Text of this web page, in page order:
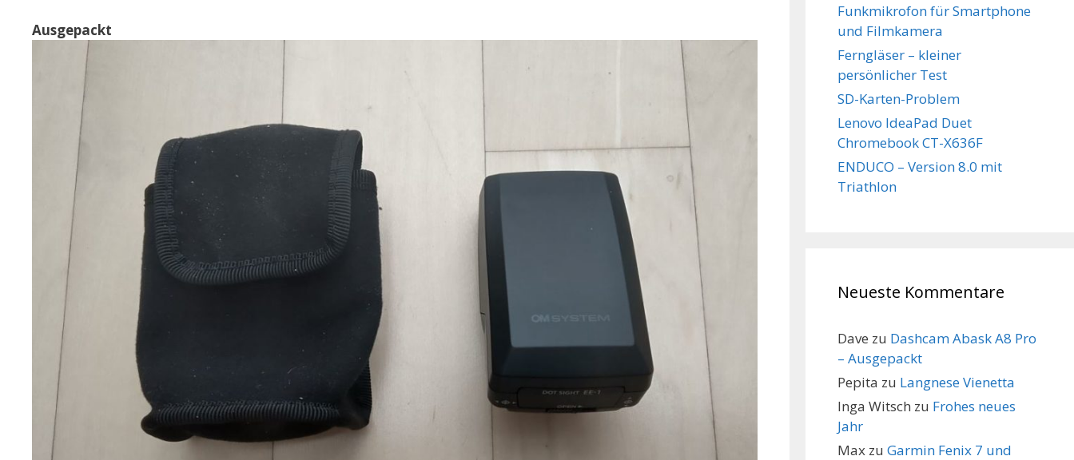
Ausgepackt
Funkmikrofon für Smartphone
und Filmkamera
Ferngläser – kleiner
persönlicher Test
SD-Karten-Problem
Lenovo IdeaPad Duet
Chromebook CT-X636F
ENDUCO – Version 8.0 mit
Triathlon
Neueste Kommentare
Dave zu Dashcam Abask A8 Pro
– Ausgepackt
Pepita zu Langnese Vienetta
Inga Witsch zu Frohes neues
Jahr
Max zu Garmin Fenix 7 und